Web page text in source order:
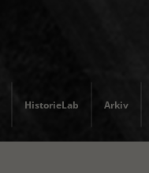
HistorieLab Arkiv